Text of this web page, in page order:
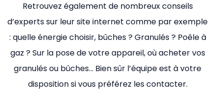
Retrouvez également de nombreux conseils
d’experts sur leur site internet comme par exemple
: quelle énergie choisir, bûches ? Granulés ? Poêle à
gaz ? Sur la pose de votre appareil, où acheter vos
granulés ou bûches… Bien sûr l’équipe est à votre
disposition si vous préférez les contacter.